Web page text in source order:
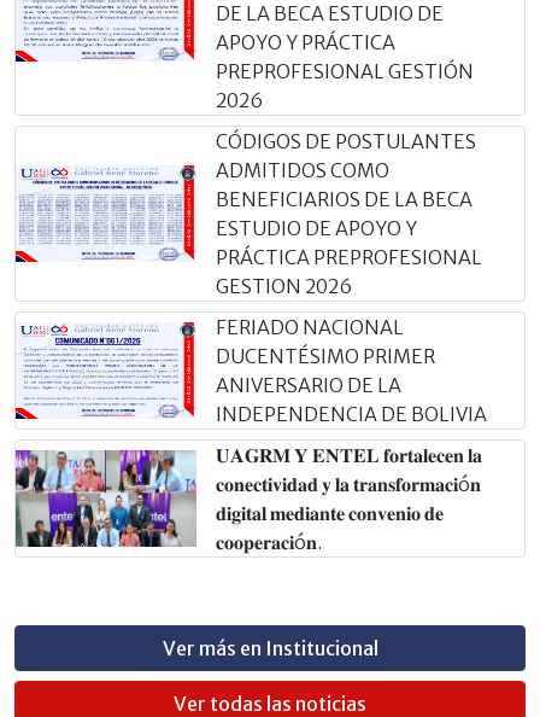
DE LA BECA ESTUDIO DE
APOYO Y PRÁCTICA
PREPROFESIONAL GESTIÓN
2026
CÓDIGOS DE POSTULANTES
ADMITIDOS COMO
BENEFICIARIOS DE LA BECA
ESTUDIO DE APOYO Y
PRÁCTICA PREPROFESIONAL
GESTION 2026
FERIADO NACIONAL
DUCENTÉSIMO PRIMER
ANIVERSARIO DE LA
INDEPENDENCIA DE BOLIVIA
𝐔𝐀𝐆𝐑𝐌 𝐘 𝐄𝐍𝐓𝐄𝐋 𝐟𝐨𝐫𝐭𝐚𝐥𝐞𝐜𝐞𝐧 𝐥𝐚
𝐜𝐨𝐧𝐞𝐜𝐭𝐢𝐯𝐢𝐝𝐚𝐝 𝐲 𝐥𝐚 𝐭𝐫𝐚𝐧𝐬𝐟𝐨𝐫𝐦𝐚𝐜𝐢ó𝐧
𝐝𝐢𝐠𝐢𝐭𝐚𝐥 𝐦𝐞𝐝𝐢𝐚𝐧𝐭𝐞 𝐜𝐨𝐧𝐯𝐞𝐧𝐢𝐨 𝐝𝐞
𝐜𝐨𝐨𝐩𝐞𝐫𝐚𝐜𝐢ó𝐧.
Ver más en Institucional
Ver todas las noticias